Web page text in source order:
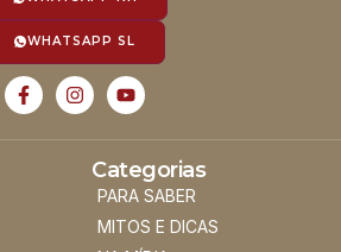
WHATSAPP SL
Categorias
PARA SABER
MITOS E DICAS